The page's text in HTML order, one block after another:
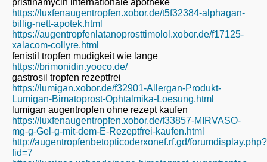
https://luxfenaugentropfen.xobor.de/t5f32384-alphagan-
billig-nett-apotek.html
https://augentropfenlatanoprosttimolol.xobor.de/f17125-
xalacom-collyre.html
fenistil tropfen mudigkeit wie lange
https://brimonidin.yooco.de/
gastrosil tropfen rezeptfrei
https://lumigan.xobor.de/f32901-Allergan-Produkt-
Lumigan-Bimatoprost-Ophtalmika-Loesung.html
lumigan augentropfen ohne rezept kaufen
https://luxfenaugentropfen.xobor.de/f33857-MIRVASO-
mg-g-Gel-g-mit-dem-E-Rezeptfrei-kaufen.html
http://augentropfenbetopticoderxonef.rf.gd/forumdisplay.php?
fid=7